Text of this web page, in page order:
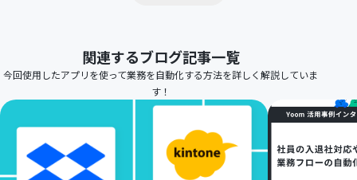
関連するブログ記事一覧
今回使用したアプリを使って業務を自動化する方法を詳しく解説していま
す！